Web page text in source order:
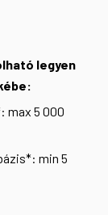
legyen
max 5 000
min 5